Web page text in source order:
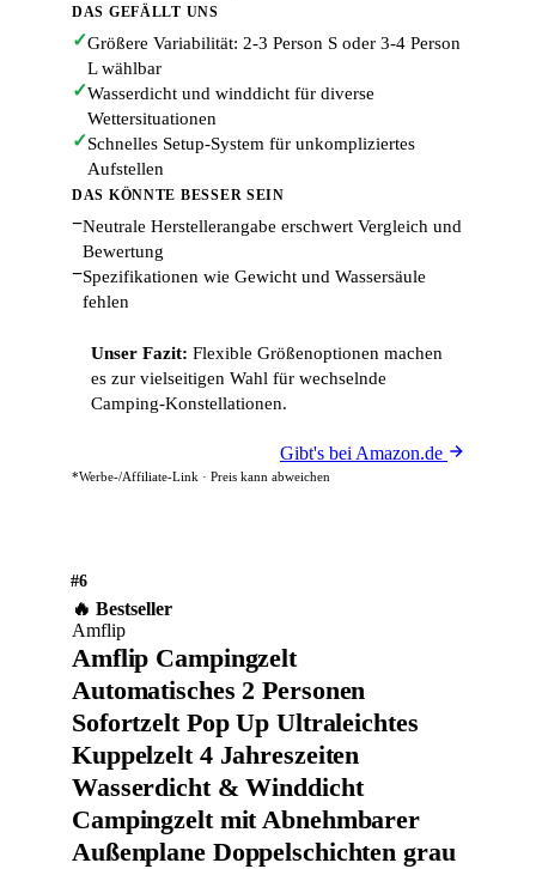
DAS GEFÄLLT UNS
✓Größere Variabilität: 2-3 Person S oder 3-4 Person
L wählbar
✓Wasserdicht und winddicht für diverse
Wettersituationen
✓Schnelles Setup-System für unkompliziertes
Aufstellen
DAS KÖNNTE BESSER SEIN
−Neutrale Herstellerangabe erschwert Vergleich und
Bewertung
−Spezifikationen wie Gewicht und Wassersäule
fehlen
Unser Fazit: Flexible Größenoptionen machen
es zur vielseitigen Wahl für wechselnde
Camping-Konstellationen.
Gibt's bei Amazon.de
*Werbe-/Affiliate-Link · Preis kann abweichen
#6
🔥 Bestseller
Amflip
Amflip Campingzelt
Automatisches 2 Personen
Sofortzelt Pop Up Ultraleichtes
Kuppelzelt 4 Jahreszeiten
Wasserdicht & Winddicht
Campingzelt mit Abnehmbarer
Außenplane Doppelschichten ‎grau